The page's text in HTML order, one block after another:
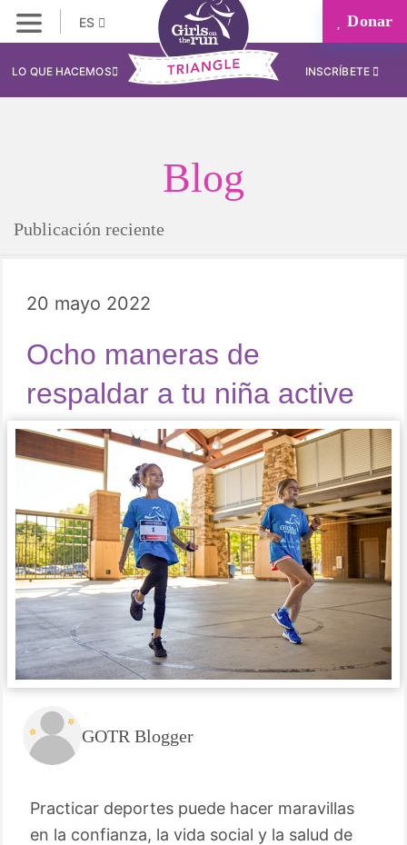
ES Donar
LO QUE HACEMOS INSCRÍBETE
Blog
Publicación reciente
20 mayo 2022
Ocho maneras de
respaldar a tu niña active
GOTR Blogger
Practicar deportes puede hacer maravillas
en la confianza, la vida social y la salud de